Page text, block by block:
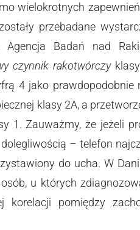
wielokrotnych
przebadane
Badań nad
czynnik rakotwórczyklasy
4 jako prawdopodobnie
klasy 2A, a
1. Zauważmy, że jeżeli
– telefon
do ucha. W
u których
pomiędzy